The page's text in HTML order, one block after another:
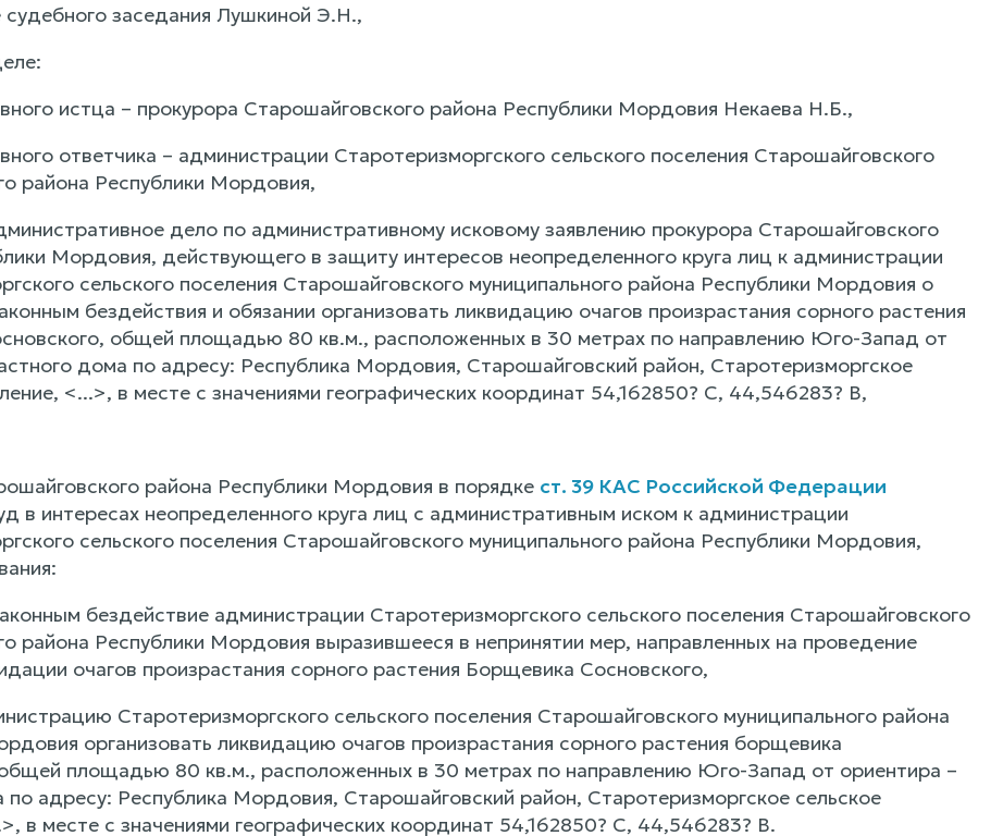
судебного заседания Лушкиной Э.Н.,
истца – прокурора Старошайговского района Республики Мордовия Некаева Н.Б.,
ответчика – администрации Старотеризморгского сельского поселения Старошайговского
района Республики Мордовия,
дело по административному исковому заявлению прокурора Старошайговского
Мордовия, действующего в защиту интересов неопределенного круга лиц к администрации
сельского поселения Старошайговского муниципального района Республики Мордовия о
бездействия и обязании организовать ликвидацию очагов произрастания сорного растения
общей площадью 80 кв.м., расположенных в 30 метрах по направлению Юго-Запад от
дома по адресу: Республика Мордовия, Старошайговский район, Старотеризморгское
<...>, в месте с значениями географических координат 54,162850? С, 44,546283? В,
района Республики Мордовия в порядке ст. 39 КАС Российской Федерации
в интересах неопределенного круга лиц с административным иском к администрации
сельского поселения Старошайговского муниципального района Республики Мордовия,
бездействие администрации Старотеризморгского сельского поселения Старошайговского
района Республики Мордовия выразившееся в непринятии мер, направленных на проведение
очагов произрастания сорного растения Борщевика Сосновского,
Старотеризморгского сельского поселения Старошайговского муниципального района
организовать ликвидацию очагов произрастания сорного растения борщевика
площадью 80 кв.м., расположенных в 30 метрах по направлению Юго-Запад от ориентира –
по адресу: Республика Мордовия, Старошайговский район, Старотеризморгское сельское
в месте с значениями географических координат 54,162850? С, 44,546283? В.